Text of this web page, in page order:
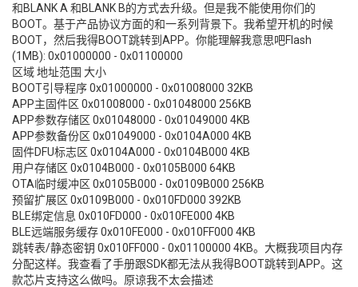
和BLANK A 和BLANK B的方式去升级。但是我不能使用你们的
BOOT。基于产品协议方面的和一系列背景下。我希望开机的时候
BOOT，然后我得BOOT跳转到APP。你能理解我意思吧Flash
(1MB): 0x01000000 - 0x01100000
区域 地址范围 大小
BOOT引导程序 0x01000000 - 0x01008000 32KB
APP主固件区 0x01008000 - 0x01048000 256KB
APP参数存储区 0x01048000 - 0x01049000 4KB
APP参数备份区 0x01049000 - 0x0104A000 4KB
固件DFU标志区 0x0104A000 - 0x0104B000 4KB
用户存储区 0x0104B000 - 0x0105B000 64KB
OTA临时缓冲区 0x0105B000 - 0x0109B000 256KB
预留扩展区 0x0109B000 - 0x010FD000 392KB
BLE绑定信息 0x010FD000 - 0x010FE000 4KB
BLE远端服务缓存 0x010FE000 - 0x010FF000 4KB
跳转表/静态密钥 0x010FF000 - 0x01100000 4KB。大概我项目内存
分配这样。我查看了手册跟SDK都无法从我得BOOT跳转到APP。这
款芯片支持这么做吗。原谅我不太会描述